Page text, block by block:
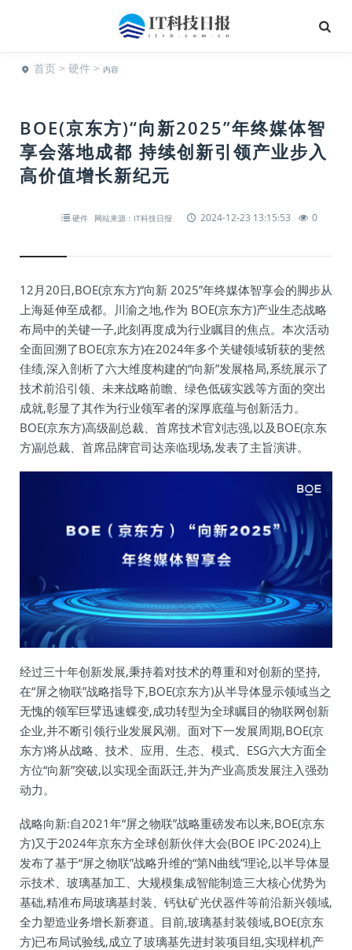
首页 > 硬件 > 内容
BOE(京东方)“向新2025”年终媒体智
享会落地成都 持续创新引领产业步入
高价值增长新纪元
硬件 网站来源：IT科技日报 2024-12-23 13:15:53 0
12月20日,BOE(京东方)“向新 2025”年终媒体智享会的脚步从
上海延伸至成都。川渝之地,作为 BOE(京东方)产业生态战略
布局中的关键一子,此刻再度成为行业瞩目的焦点。本次活动
全面回溯了BOE(京东方)在2024年多个关键领域斩获的斐然
佳绩,深入剖析了六大维度构建的“向新”发展格局,系统展示了
技术前沿引领、未来战略前瞻、绿色低碳实践等方面的突出
成就,彰显了其作为行业领军者的深厚底蕴与创新活力。
BOE(京东方)高级副总裁、首席技术官刘志强,以及BOE(京东
方)副总裁、首席品牌官司达亲临现场,发表了主旨演讲。
经过三十年创新发展,秉持着对技术的尊重和对创新的坚持,
在“屏之物联”战略指导下,BOE(京东方)从半导体显示领域当之
无愧的领军巨擘迅速蝶变,成功转型为全球瞩目的物联网创新
企业,并不断引领行业发展风潮。面对下一发展周期,BOE(京
东方)将从战略、技术、应用、生态、模式、ESG六大方面全
方位“向新”突破,以实现全面跃迁,并为产业高质发展注入强劲
动力。
战略向新:自2021年“屏之物联”战略重磅发布以来,BOE(京东
方)又于2024年京东方全球创新伙伴大会(BOE IPC·2024)上
发布了基于“屏之物联”战略升维的“第N曲线”理论,以半导体显
示技术、玻璃基加工、大规模集成智能制造三大核心优势为
基础,精准布局玻璃基封装、钙钛矿光伏器件等前沿新兴领域,
全力塑造业务增长新赛道。目前,玻璃基封装领域,BOE(京东
方)已布局试验线,成立了玻璃基先进封装项目组,实现样机产